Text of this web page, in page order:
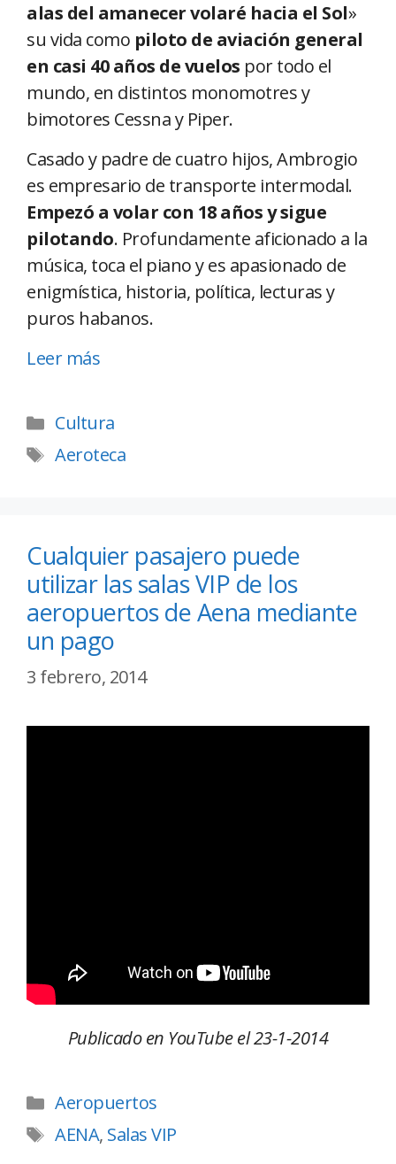
alas del amanecer volaré hacia el Sol»
su vida como piloto de aviación general
en casi 40 años de vuelos por todo el
mundo, en distintos monomotres y
bimotores Cessna y Piper.
Casado y padre de cuatro hijos, Ambrogio
es empresario de transporte intermodal.
Empezó a volar con 18 años y sigue
pilotando. Profundamente aficionado a la
música, toca el piano y es apasionado de
enigmística, historia, política, lecturas y
puros habanos.
Leer más
Cultura
Aeroteca
Cualquier pasajero puede
utilizar las salas VIP de los
aeropuertos de Aena mediante
un pago
3 febrero, 2014
Publicado en YouTube el 23-1-2014
Aeropuertos
AENA, Salas VIP